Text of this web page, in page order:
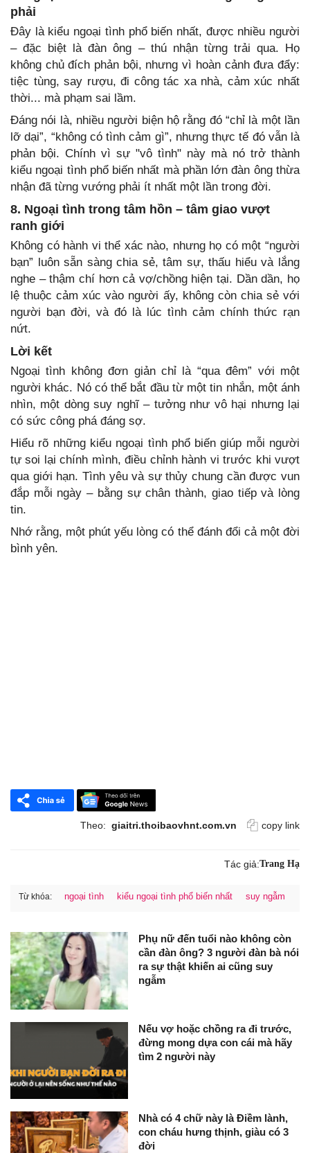
phải
Đây là kiểu ngoại tình phổ biến nhất, được nhiều người
– đặc biệt là đàn ông – thú nhận từng trải qua. Họ
không chủ đích phản bội, nhưng vì hoàn cảnh đưa đẩy:
tiệc tùng, say rượu, đi công tác xa nhà, cảm xúc nhất
thời... mà phạm sai lầm.
Đáng nói là, nhiều người biện hộ rằng đó “chỉ là một lần
lỡ dại”, “không có tình cảm gì”, nhưng thực tế đó vẫn là
phản bội. Chính vì sự "vô tình" này mà nó trở thành
kiểu ngoại tình phổ biến nhất mà phần lớn đàn ông thừa
nhận đã từng vướng phải ít nhất một lần trong đời.
8. Ngoại tình trong tâm hồn – tâm giao vượt
ranh giới
Không có hành vi thể xác nào, nhưng họ có một “người
bạn” luôn sẵn sàng chia sẻ, tâm sự, thấu hiểu và lắng
nghe – thậm chí hơn cả vợ/chồng hiện tại. Dần dần, họ
lệ thuộc cảm xúc vào người ấy, không còn chia sẻ với
người bạn đời, và đó là lúc tình cảm chính thức rạn
nứt.
Lời kết
Ngoại tình không đơn giản chỉ là “qua đêm” với một
người khác. Nó có thể bắt đầu từ một tin nhắn, một ánh
nhìn, một dòng suy nghĩ – tưởng như vô hại nhưng lại
có sức công phá đáng sợ.
Hiểu rõ những kiểu ngoại tình phổ biến giúp mỗi người
tự soi lại chính mình, điều chỉnh hành vi trước khi vượt
qua giới hạn. Tình yêu và sự thủy chung cần được vun
đắp mỗi ngày – bằng sự chân thành, giao tiếp và lòng
tin.
Nhớ rằng, một phút yếu lòng có thể đánh đổi cả một đời
bình yên.
Theo: giaitri.thoibaovhnt.com.vn copy link
Tác giả:Trang Hạ
Từ khóa: ngoại tình kiểu ngoại tình phổ biến nhất suy ngẫm
Phụ nữ đến tuổi nào không còn
cần đàn ông? 3 người đàn bà nói
ra sự thật khiến ai cũng suy
ngẫm
Nếu vợ hoặc chồng ra đi trước,
đừng mong dựa con cái mà hãy
tìm 2 người này
Nhà có 4 chữ này là Điềm lành,
con cháu hưng thịnh, giàu có 3
đời